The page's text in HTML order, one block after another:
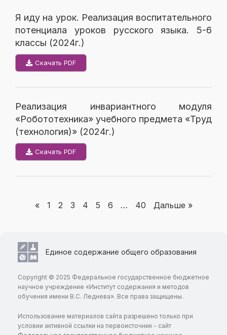
Я иду на урок. Реализация воспитательного
потенциала уроков русского языка. 5-6
классы (2024г.)
Скачать PDF
Реализация инвариантного модуля
«Робототехника» учебного предмета «Труд
(технология)» (2024г.)
Скачать PDF
« 1 2 3 4 5 6 … 40 Дальше »
Единое содержание общего образования
Copyright © 2025 Федеральное государственное бюджетное
научное учреждение «Институт содержания и методов
обучения имени В.С. Леднева». Все права защищены.
Использование материалов сайта разрешено только при
условии активной ссылки на первоисточник - сайт